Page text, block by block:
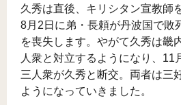
久秀は直後、キリシタン宣教師
8月2日に弟・長頼が丹波国で敗
を喪失します。やがて久秀は畿
人衆と対立するようになり、11
三人衆が久秀と断交。両者は三
ようになっていきました。